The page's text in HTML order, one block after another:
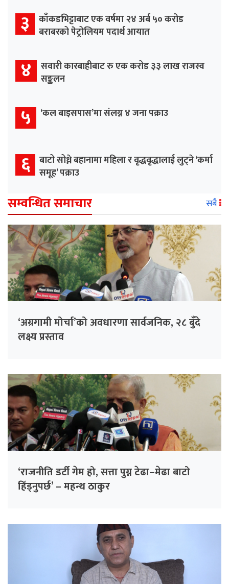
३ काँकडभिट्टाबाट एक वर्षमा २४ अर्ब ५० करोड
बराबरको पेट्रोलियम पदार्थ आयात
४ सवारी कारबाहीबाट रु एक करोड ३३ लाख राजस्व
सङ्कलन
५ ‘कल बाइसपास’मा संलग्न ४ जना पक्राउ
६ बाटो सोध्ने बहानामा महिला र वृद्धवृद्धालाई लुट्ने ‘कर्मा
समूह’ पक्राउ
सम्वन्धित समाचार सबै
‘अग्रगामी मोर्चा’को अवधारणा सार्वजनिक, २८ बुँदे
लक्ष्य प्रस्ताव
‘राजनीति डर्टी गेम हो, सत्ता पुग्न टेढा–मेढा बाटो
हिँड्नुपर्छ’ – महन्थ ठाकुर